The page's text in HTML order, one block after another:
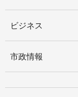
ビジネス
市政情報